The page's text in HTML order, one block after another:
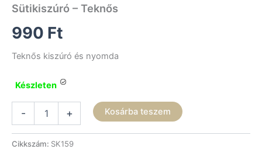
Sütikiszúró – Teknős
990 Ft
Teknős kiszúró és nyomda
Készleten
-
mennyiség
+ Kosárba teszem
Cikkszám: SK159